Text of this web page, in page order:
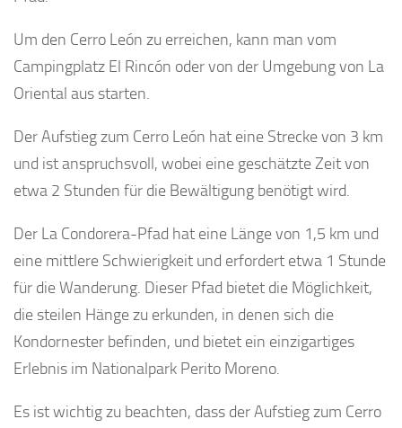
Um den Cerro León zu erreichen, kann man vom
Campingplatz El Rincón oder von der Umgebung von La
Oriental aus starten.
Der Aufstieg zum Cerro León hat eine Strecke von 3 km
und ist anspruchsvoll, wobei eine geschätzte Zeit von
etwa 2 Stunden für die Bewältigung benötigt wird.
Der La Condorera-Pfad hat eine Länge von 1,5 km und
eine mittlere Schwierigkeit und erfordert etwa 1 Stunde
für die Wanderung. Dieser Pfad bietet die Möglichkeit,
die steilen Hänge zu erkunden, in denen sich die
Kondornester befinden, und bietet ein einzigartiges
Erlebnis im Nationalpark Perito Moreno.
Es ist wichtig zu beachten, dass der Aufstieg zum Cerro